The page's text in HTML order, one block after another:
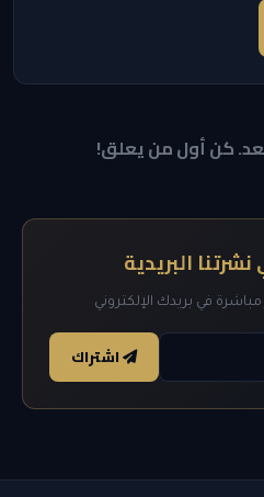
كن أول من يعلق!
البريدية
في بريدك الإلكتروني
اشتراك